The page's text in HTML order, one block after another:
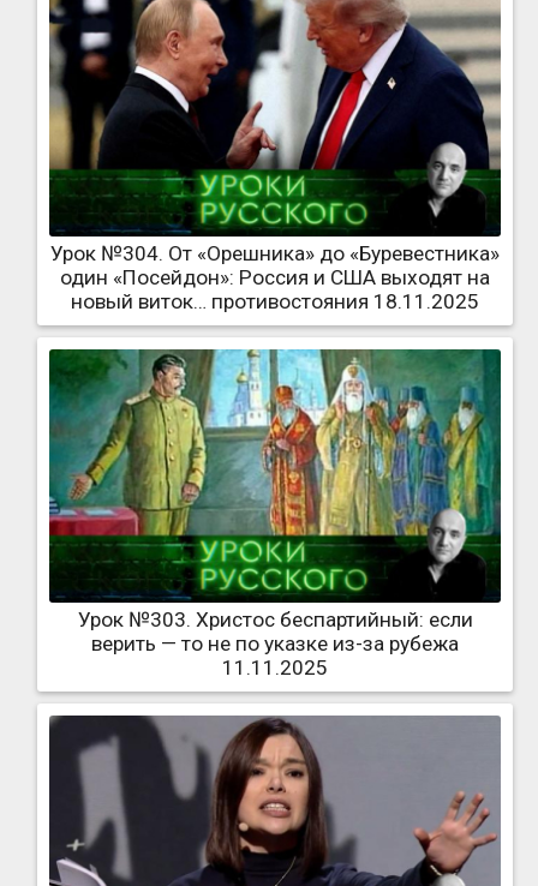
Урок №304. От «Орешника» до «Буревестника»
один «Посейдон»: Россия и США выходят на
новый виток… противостояния 18.11.2025
Урок №303. Христос беспартийный: если
верить — то не по указке из-за рубежа
11.11.2025